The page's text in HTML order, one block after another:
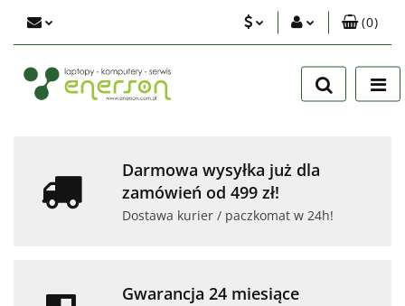
Zaloguj się
Zarejestruj się
(0)
Darmowa wysyłka już dla
zamówień od 499 zł!
Dostawa kurier / paczkomat w 24h!
Gwarancja 24 miesiące